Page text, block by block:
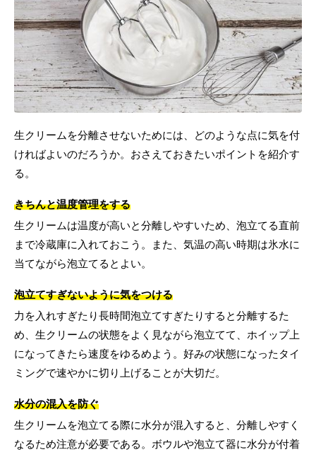
生クリームを分離させないためには、どのような点に気を付
ければよいのだろうか。おさえておきたいポイントを紹介す
る。
きちんと温度管理をする
生クリームは温度が高いと分離しやすいため、泡立てる直前
まで冷蔵庫に入れておこう。また、気温の高い時期は氷水に
当てながら泡立てるとよい。
泡立てすぎないように気をつける
力を入れすぎたり長時間泡立てすぎたりすると分離するた
め、生クリームの状態をよく見ながら泡立てて、ホイップ上
になってきたら速度をゆるめよう。好みの状態になったタイ
ミングで速やかに切り上げることが大切だ。
水分の混入を防ぐ
生クリームを泡立てる際に水分が混入すると、分離しやすく
なるため注意が必要である。ボウルや泡立て器に水分が付着